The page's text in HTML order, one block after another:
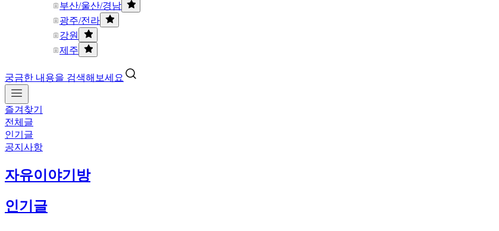
부산/울산/경남
광주/전라
강원
제주
궁금한 내용을 검색해보세요
즐겨찾기
전체글
인기글
공지사항
자유이야기방
인기글